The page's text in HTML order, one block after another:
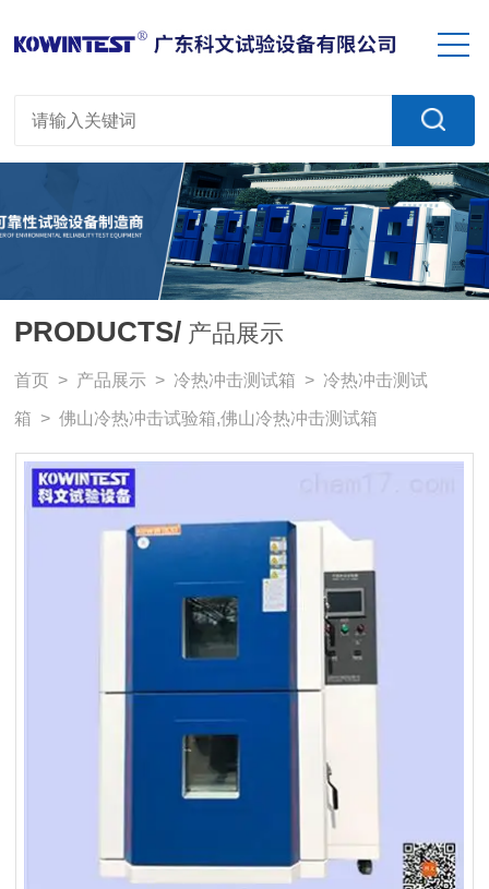
PRODUCTS/ 产品展示
首页 > 产品展示 > 冷热冲击测试箱 > 冷热冲击测试
箱 > 佛山冷热冲击试验箱,佛山冷热冲击测试箱